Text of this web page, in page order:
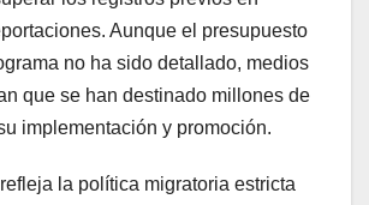
Aunque el presupuesto
no ha sido detallado, medios
que se han destinado millones de
implementación y promoción.
la política migratoria estricta